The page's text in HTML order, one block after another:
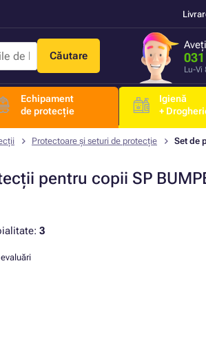
Căutare
Lu-Vi
Echipament
de protecție
Igienă
+
Protectoare și seturi de protecție Set de
pentru copii SP
3